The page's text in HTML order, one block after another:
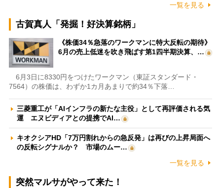
一覧を見る
古賀真人「発掘！好決算銘柄」
《株価34％急落のワークマンに特大反転の期待》
6月の売上低迷を吹き飛ばす第1四半期決算、…
6月3日に8330円をつけたワークマン（東証スタンダード・
7564）の株価は、わずか1カ月あまりで約34％下落…
三菱重工が「AIインフラの新たな主役」として再評価される気
運 エヌビディアとの提携でAI…
キオクシアHD「7万円割れからの急反発」は再びの上昇局面へ
の反転シグナルか？ 市場のムー…
一覧を見る
突然マルサがやって来た！